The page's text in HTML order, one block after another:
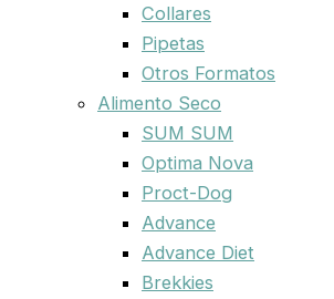
Collares
Pipetas
Otros Formatos
Alimento Seco
SUM SUM
Optima Nova
Proct-Dog
Advance
Advance Diet
Brekkies